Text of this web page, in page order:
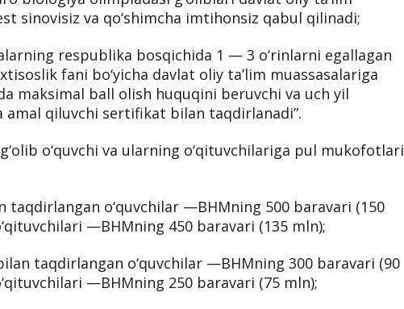
sinovisiz va qo‘shimcha imtihonsiz qabul qilinadi;
respublika bosqichida 1 — 3 o‘rinlarni egallagan
fani bo‘yicha davlat oliy ta’lim muassasalariga
maksimal ball olish huquqini beruvchi va uch yil
amal qiluvchi sertifikat bilan taqdirlanadi”.
o‘quvchi va ularning o‘qituvchilariga pul mukofotlari
taqdirlangan o‘quvchilar —BHMning 500 baravari (150
—BHMning 450 baravari (135 mln);
taqdirlangan o‘quvchilar —BHMning 300 baravari (90
—BHMning 250 baravari (75 mln);